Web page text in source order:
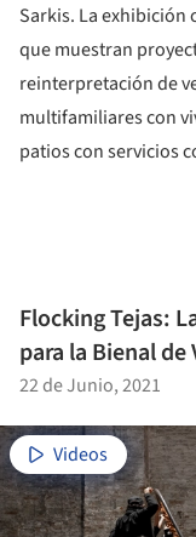
Sarkis. La
que muestran
reinterpretación de
multifamiliares con
patios con servicios
Flocking Tejas:
para la Bienal de
22 de Junio, 2021
Videos